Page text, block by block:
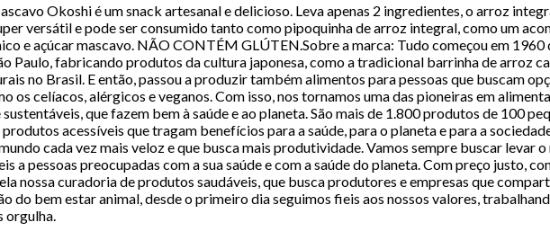
Okoshi é um snack artesanal e delicioso. Leva apenas 2 ingredientes, o arroz
versátil e pode ser consumido tanto como pipoquinha de arroz integral, como um
e açúcar mascavo. NÃO CONTÉM GLÚTEN.Sobre a marca: Tudo começou em
Paulo, fabricando produtos da cultura japonesa, como a tradicional barrinha de arroz
no Brasil. E então, passou a produzir também alimentos para pessoas que buscam
os celíacos, alérgicos e veganos. Com isso, nos tornamos uma das pioneiras em
que fazem bem à saúde e ao planeta. São mais de 1.800 produtos de 100
acessíveis que tragam benefícios para a saúde, para o planeta e para a
cada vez mais veloz e que busca mais produtividade. Vamos sempre buscar
a pessoas preocupadas com a sua saúde e com a saúde do planeta. Com preço justo,
nossa curadoria de produtos saudáveis, que busca produtores e empresas que
do bem estar animal, desde o primeiro dia seguimos fieis aos nossos valores,
orgulha.